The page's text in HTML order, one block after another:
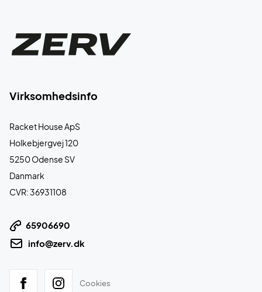
Virksomhedsinfo
Racket House ApS
Holkebjergvej 120
5250 Odense SV
Danmark
CVR: 36931108
65906690
info@zerv.dk
Cookies